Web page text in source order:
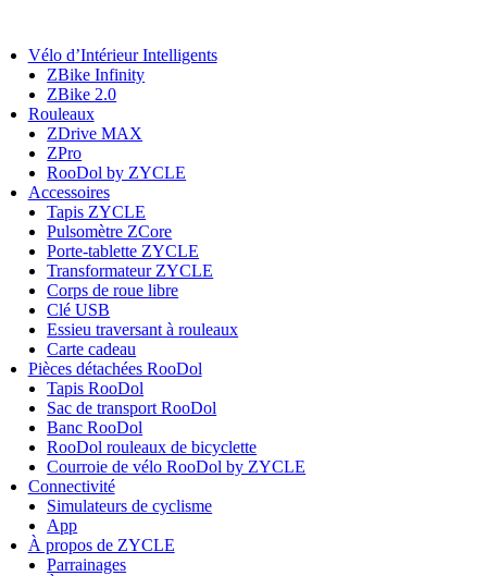
Vélo d’Intérieur Intelligents
ZBike Infinity
ZBike 2.0
Rouleaux
ZDrive MAX
ZPro
RooDol by ZYCLE
Accessoires
Tapis ZYCLE
Pulsomètre ZCore
Porte-tablette ZYCLE
Transformateur ZYCLE
Corps de roue libre
Clé USB
Essieu traversant à rouleaux
Carte cadeau
Pièces détachées RooDol
Tapis RooDol
Sac de transport RooDol
Banc RooDol
RooDol rouleaux de bicyclette
Courroie de vélo RooDol by ZYCLE
Connectivité
Simulateurs de cyclisme
App
À propos de ZYCLE
Parrainages